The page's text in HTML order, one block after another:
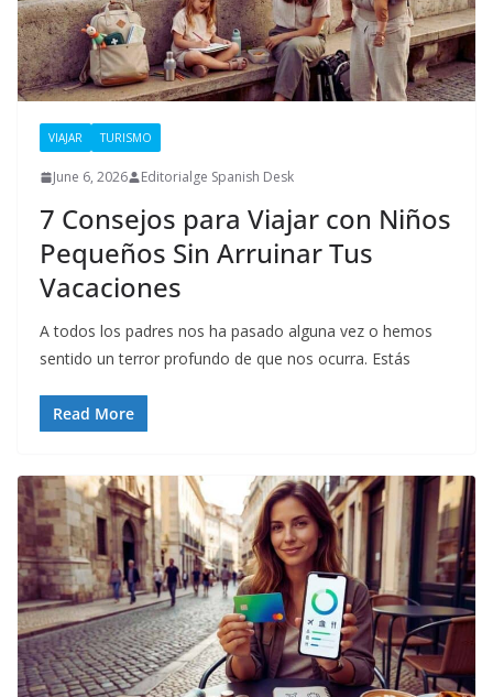
VIAJAR TURISMO
June 6, 2026 Editorialge Spanish Desk
7 Consejos para Viajar con Niños
Pequeños Sin Arruinar Tus
Vacaciones
A todos los padres nos ha pasado alguna vez o hemos
sentido un terror profundo de que nos ocurra. Estás
Read More